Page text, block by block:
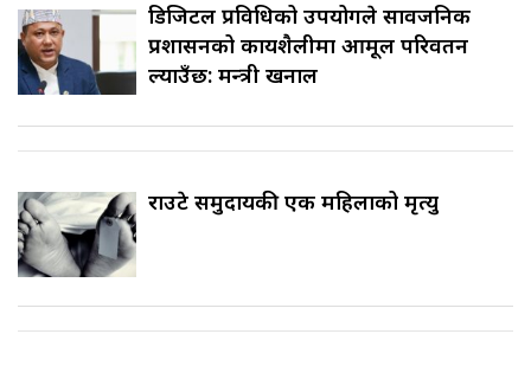
डिजिटल प्रविधिको उपयोगले सार्वजनिक
प्रशासनको कार्यशैलीमा आमूल परिवर्तन
ल्याउँछ: मन्त्री खनाल
राउटे समुदायकी एक महिलाको मृत्यु